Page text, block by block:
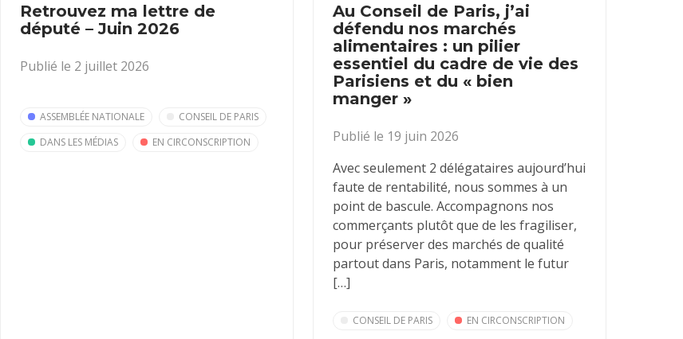
Retrouvez ma lettre de
député – Juin 2026
Publié le 2 juillet 2026
ASSEMBLÉE NATIONALE
CONSEIL DE PARIS
DANS LES MÉDIAS
EN CIRCONSCRIPTION
Au Conseil de Paris, j’ai
défendu nos marchés
alimentaires : un pilier
essentiel du cadre de vie des
Parisiens et du « bien
manger »
Publié le 19 juin 2026
Avec seulement 2 délégataires aujourd’hui
faute de rentabilité, nous sommes à un
point de bascule. Accompagnons nos
commerçants plutôt que de les fragiliser,
pour préserver des marchés de qualité
partout dans Paris, notamment le futur
[…]
CONSEIL DE PARIS EN CIRCONSCRIPTION